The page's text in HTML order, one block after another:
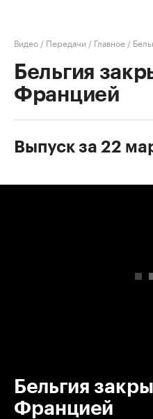
Видео / Передачи / Главное /
Бельгия
Францией
Выпуск за 22
Бельгия
Францией